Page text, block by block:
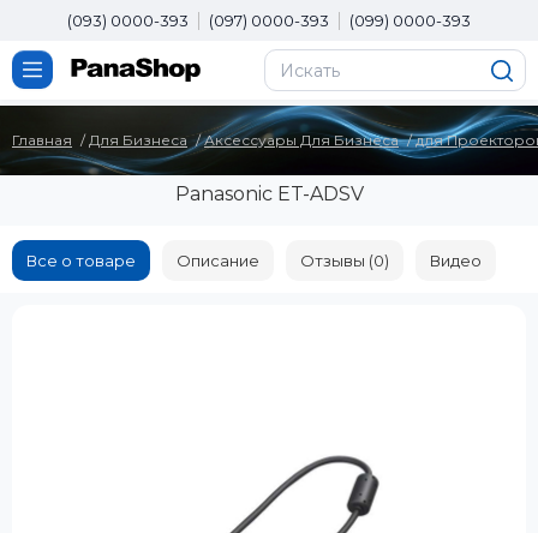
(093) 0000-393 (097) 0000-393 (099) 0000-393
Главная Для Бизнеса Аксессуары Для Бизнеса для
Panasonic ET-ADSV
Все о товаре Описание Отзывы (0) Видео